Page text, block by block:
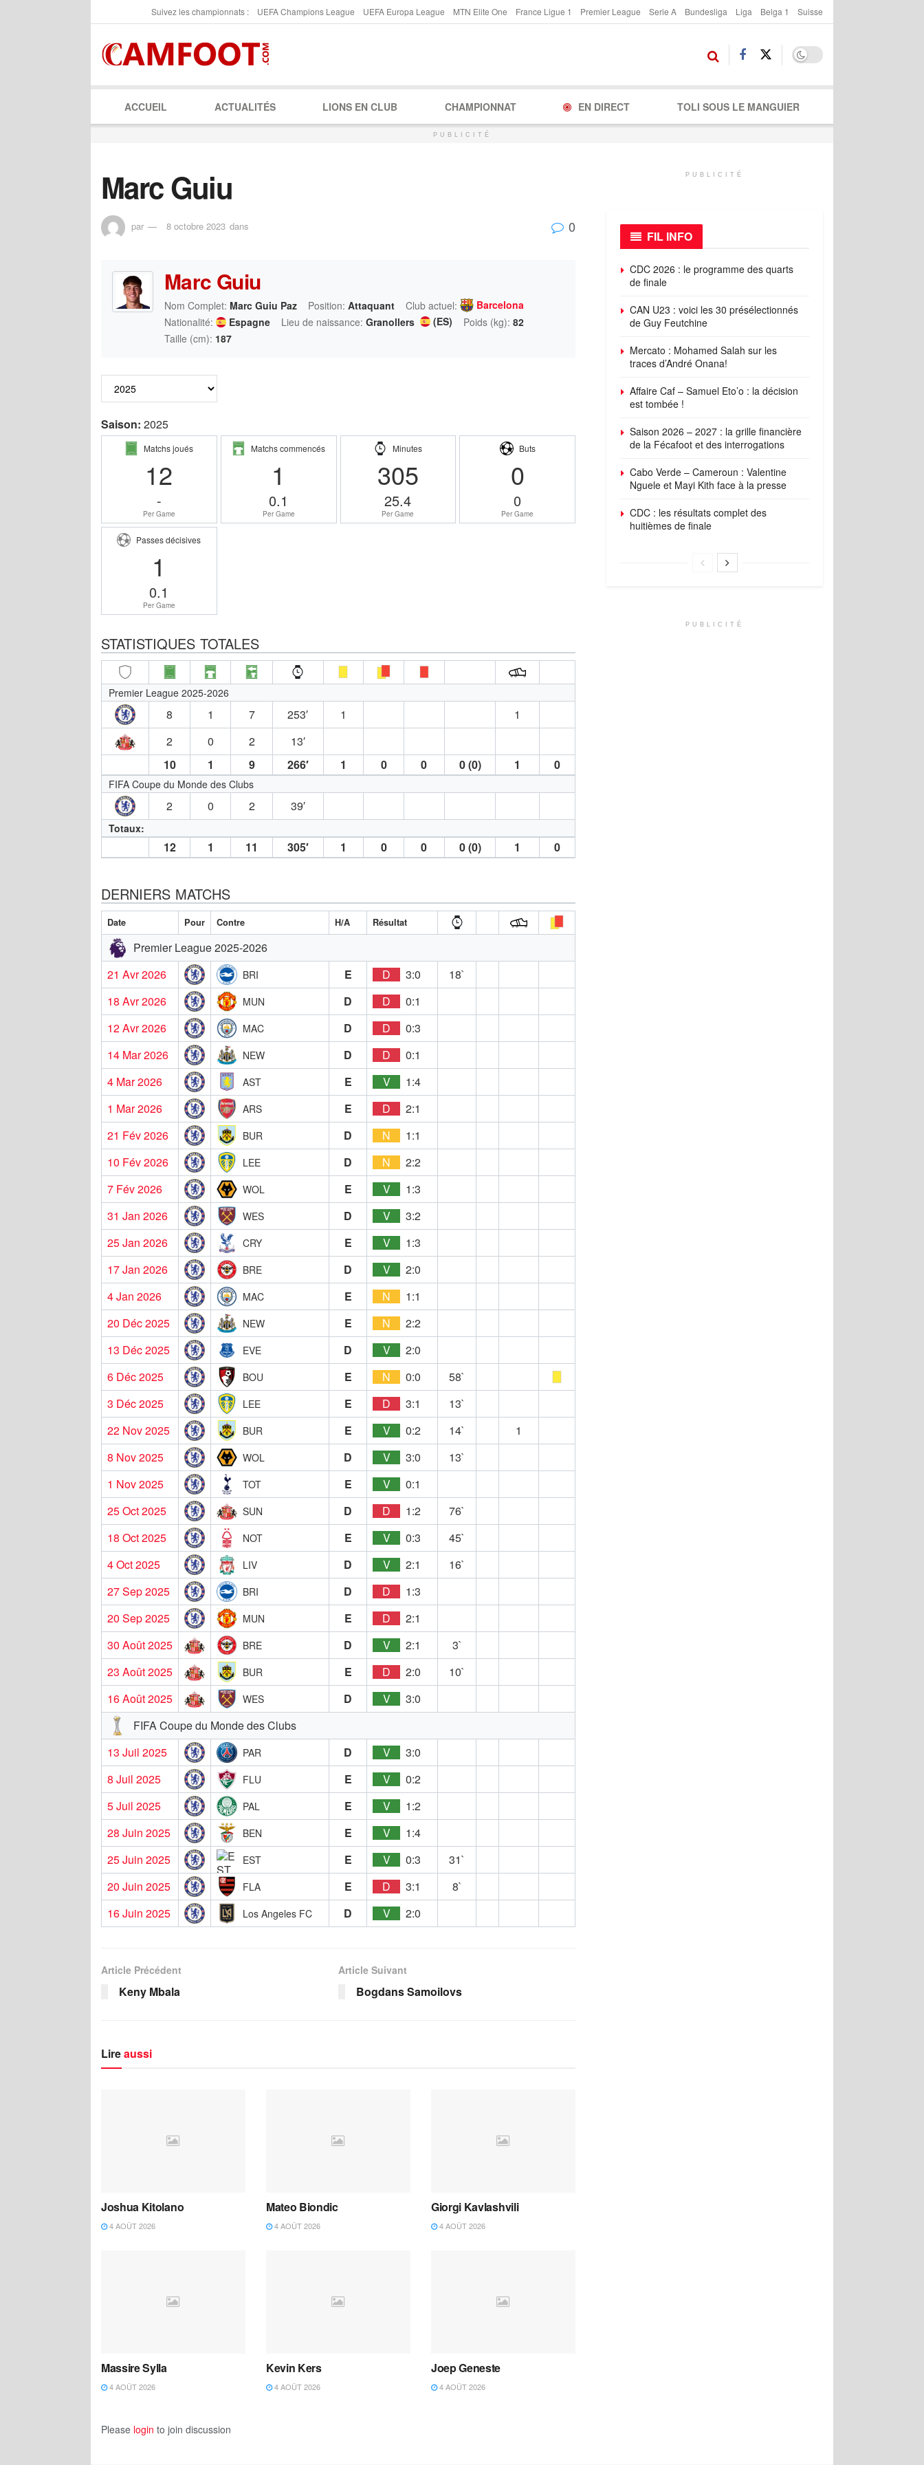
Suivez les championnats : UEFA Champions League UEFA Europa League MTN Elite One France Ligue 1 Premier League Serie A Bundesliga Liga Belga 1 Suisse
ACCUEIL ACTUALITÉS LIONS EN CLUB CHAMPIONNAT EN DIRECT TOLI SOUS LE MANGUIER
PUBLICITÉ
Marc Guiu
par 8 octobre 2023 dans 0
Marc Guiu
Nom Complet: Marc Guiu Paz Position: Attaquant Club actuel:
Barcelona
Nationalité:
Espagne Lieu de naissance: Granollers (ES) Poids (kg): 82
Taille (cm): 187
Saison: 2025
Matchs joués
12
-
Per Game
Matchs commencés
1
0.1
Per Game
Minutes
305
25.4
Per Game
Buts
0
0
Per Game
Passes décisives
1
0.1
Per Game
STATISTIQUES TOTALES
Premier League 2025-2026
8 1 7 253′ 1
1
2
0 2
13′
10
1 9 266′ 1 0 0 0 (0) 1 0
FIFA Coupe du Monde des Clubs
2 0 2 39′
Totaux:
12 1 11 305′ 1 0 0 0 (0) 1 0
DERNIERS MATCHS
Date Pour Contre H/A Résultat
Premier League 2025-2026
21 Avr 2026
BRI E D 3:0
18`
18 Avr 2026
MUN D D
0:1
12 Avr 2026
MAC D D
0:3
14 Mar 2026
NEW D D
0:1
4 Mar 2026
AST E V
1:4
1 Mar 2026
ARS E D
2:1
21 Fév 2026
BUR D N
1:1
10 Fév 2026
LEE D N
2:2
7 Fév 2026
WOL E V
1:3
31 Jan 2026
WES D V
3:2
25 Jan 2026
CRY E V
1:3
17 Jan 2026
BRE D V
2:0
4 Jan 2026
MAC E N
1:1
20 Déc 2025
NEW E N
2:2
13 Déc 2025
EVE D V
2:0
6 Déc 2025
BOU E N 0:0
58`
3 Déc 2025
LEE E D 3:1
13`
22 Nov 2025
BUR E V 0:2 14`
1
8 Nov 2025
WOL D V 3:0
13`
1 Nov 2025
TOT E V
0:1
25 Oct 2025
SUN D D 1:2
76`
18 Oct 2025
NOT E V 0:3
45`
4 Oct 2025
LIV D V 2:1
16`
27 Sep 2025
BRI D D
1:3
20 Sep 2025
MUN E D
2:1
30 Août 2025
BRE D V 2:1
3`
23 Août 2025
BUR E D 2:0
10`
16 Août 2025
WES D V
3:0
FIFA Coupe du Monde des Clubs
13 Juil 2025
PAR D V
3:0
8 Juil 2025
FLU E V
0:2
5 Juil 2025
PAL E V
1:2
28 Juin 2025
BEN E V
1:4
25 Juin 2025
EST E V 0:3
31`
20 Juin 2025
FLA E D 3:1
8`
16 Juin 2025
Los Angeles FC D V 2:0
Article Précédent
Keny Mbala
Article Suivant
Bogdans Samoilovs
Lireaussi
Joshua Kitolano
4 AOÛT 2026
Mateo Biondic
4 AOÛT 2026
Giorgi Kavlashvili
4 AOÛT 2026
Massire Sylla
4 AOÛT 2026
Kevin Kers
4 AOÛT 2026
Joep Geneste
4 AOÛT 2026
Please login to join discussion
PUBLICITÉ
FIL INFO
CDC 2026 : le programme des quarts
de finale
CAN U23 : voici les 30 présélectionnés
de Guy Feutchine
Mercato : Mohamed Salah sur les
traces d’André Onana!
Affaire Caf – Samuel Eto’o : la décision
est tombée !
Saison 2026 – 2027 : la grille financière
de la Fécafoot et des interrogations
Cabo Verde – Cameroun : Valentine
Nguele et Mayi Kith face à la presse
CDC : les résultats complet des
huitièmes de finale
PUBLICITÉ